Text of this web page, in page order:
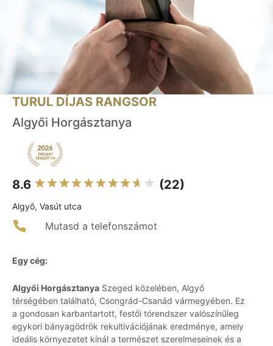
TURUL DÍJAS RANGSOR
Algyői Horgásztanya
8.6 (22)
Algyő, Vasút utca
Mutasd a telefonszámot
Egy cég:
Algyői Horgásztanya Szeged közelében, Algyő
térségében található, Csongrád-Csanád vármegyében. Ez
a gondosan karbantartott, festői tórendszer valószínűleg
egykori bányagödrök rekultivációjának eredménye, amely
ideális környezetet kínál a természet szerelmeseinek és a